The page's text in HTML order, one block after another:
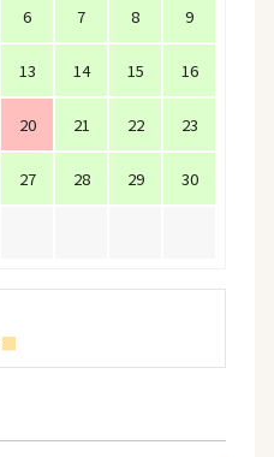
6 7 8 9
13 14 15 16
20 21 22 23
27 28 29 30
■